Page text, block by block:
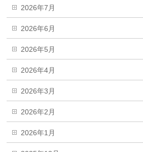
2026年7月
2026年6月
2026年5月
2026年4月
2026年3月
2026年2月
2026年1月